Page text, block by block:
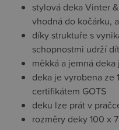
stylová deka Vinter
vhodná do kočárku,
díky struktuře s
schopnostmi udrží
měkká a jemná
deka je vyrobena ze
certifikátem GOTS
deku lze prát v
rozměry deky 100 x